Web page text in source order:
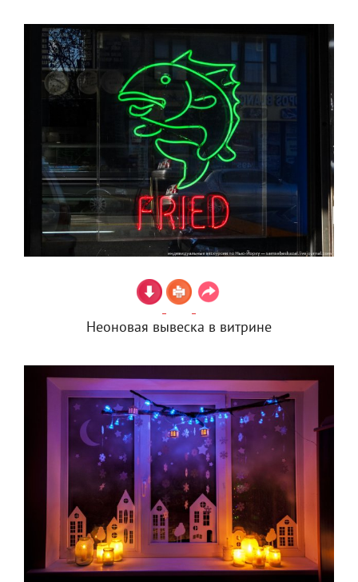
Неоновая вывеска в витрине